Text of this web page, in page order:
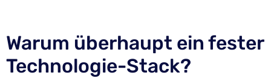
Warum überhaupt ein fester
Technologie-Stack?